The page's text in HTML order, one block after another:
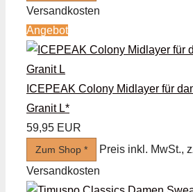
Versandkosten
Angebot
ICEPEAK Colony Midlayer für
Granit L*
59,95 EUR
Zum Shop *
Preis inkl. MwSt.,
Versandkosten